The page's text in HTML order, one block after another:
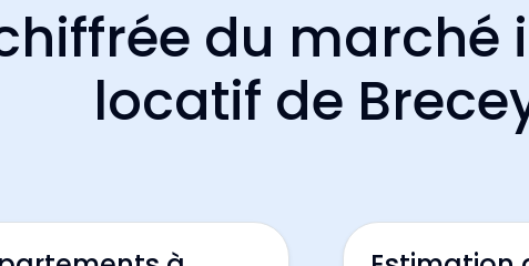
du marché
locatif de